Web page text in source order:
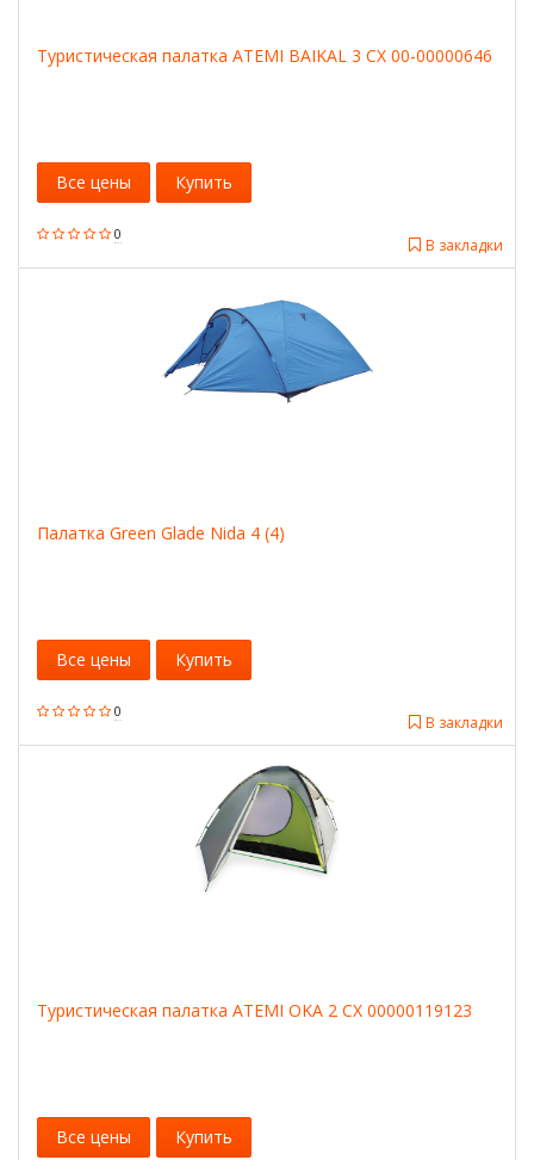
Туристическая палатка ATEMI BAIKAL 3 CX 00-00000646
0
В закладки
Все цены Купить
Палатка Green Glade Nida 4 (4)
0
В закладки
Все цены Купить
Туристическая палатка ATEMI OKA 2 CX 00000119123
Все цены Купить